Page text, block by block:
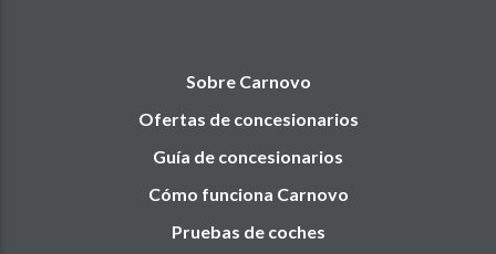
Sobre Carnovo
Ofertas de concesionarios
Guía de concesionarios
Cómo funciona Carnovo
Pruebas de coches